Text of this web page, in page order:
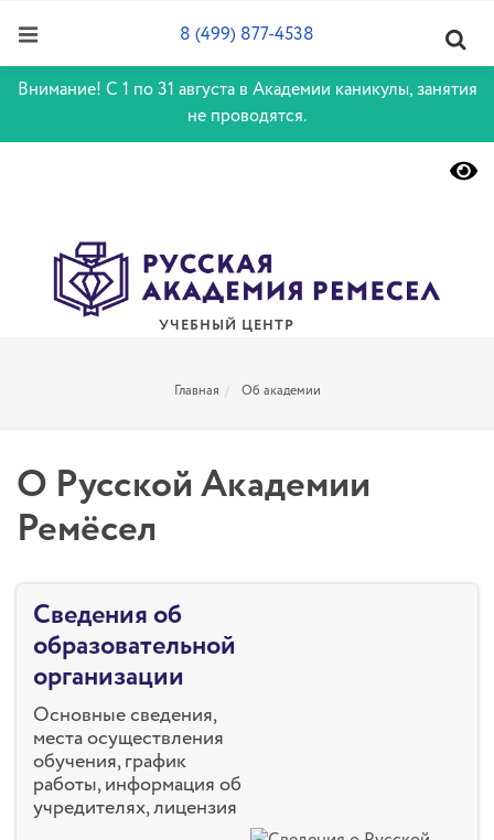
Внимание! С 1 по 31 августа в Академии каникулы, занятия
не проводятся.
УЧЕБНЫЙ ЦЕНТР
8 (499) 877-4538
Главная Об академии
О Русской Академии
Ремёсел
Сведения об
образовательной
организации
Основные сведения,
места осуществления
обучения, график
работы, информация об
учредителях, лицензия